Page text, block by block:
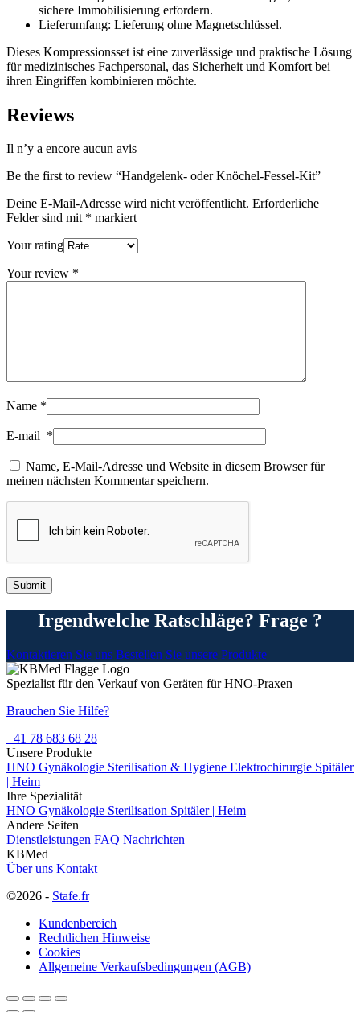
sichere Immobilisierung erfordern.
Lieferumfang: Lieferung ohne Magnetschlüssel.
Dieses Kompressionsset ist eine zuverlässige und praktische Lösung
für medizinisches Fachpersonal, das Sicherheit und Komfort bei
ihren Eingriffen kombinieren möchte.
Reviews
Il n’y a encore aucun avis
Be the first to review “Handgelenk- oder Knöchel-Fessel-Kit”
Deine E-Mail-Adresse wird nicht veröffentlicht. Erforderliche
Felder sind mit * markiert
Your rating
Your review *
Name *
E-mail *
Name, E-Mail-Adresse und Website in diesem Browser für
meinen nächsten Kommentar speichern.
Irgendwelche Ratschläge? Frage ?
Kontaktieren Sie uns Bestellen Sie unsere Produkte
Spezialist für den Verkauf von Geräten für HNO-Praxen
Brauchen Sie Hilfe?
+41 78 683 68 28
Unsere Produkte
HNO Gynäkologie Sterilisation & Hygiene Elektrochirurgie Spitäler
| Heim
Ihre Spezialität
HNO Gynäkologie Sterilisation Spitäler | Heim
Andere Seiten
Dienstleistungen FAQ Nachrichten
KBMed
Über uns Kontakt
©2026 - Stafe.fr
Kundenbereich
Rechtlichen Hinweise
Cookies
Allgemeine Verkaufsbedingungen (AGB)